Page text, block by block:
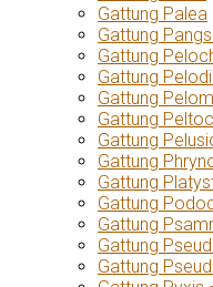
Gattung Palea
Gattung
Gattung
Gattung
Gattung
Gattung
Gattung
Gattung
Gattung
Gattung
Gattung
Gattung
Gattung